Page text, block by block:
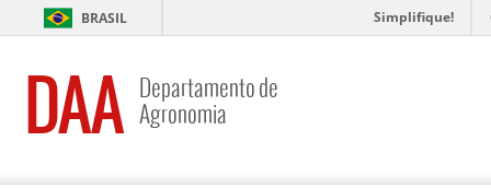
BRASIL Simplifique!
DAA Departamento de
Agronomia